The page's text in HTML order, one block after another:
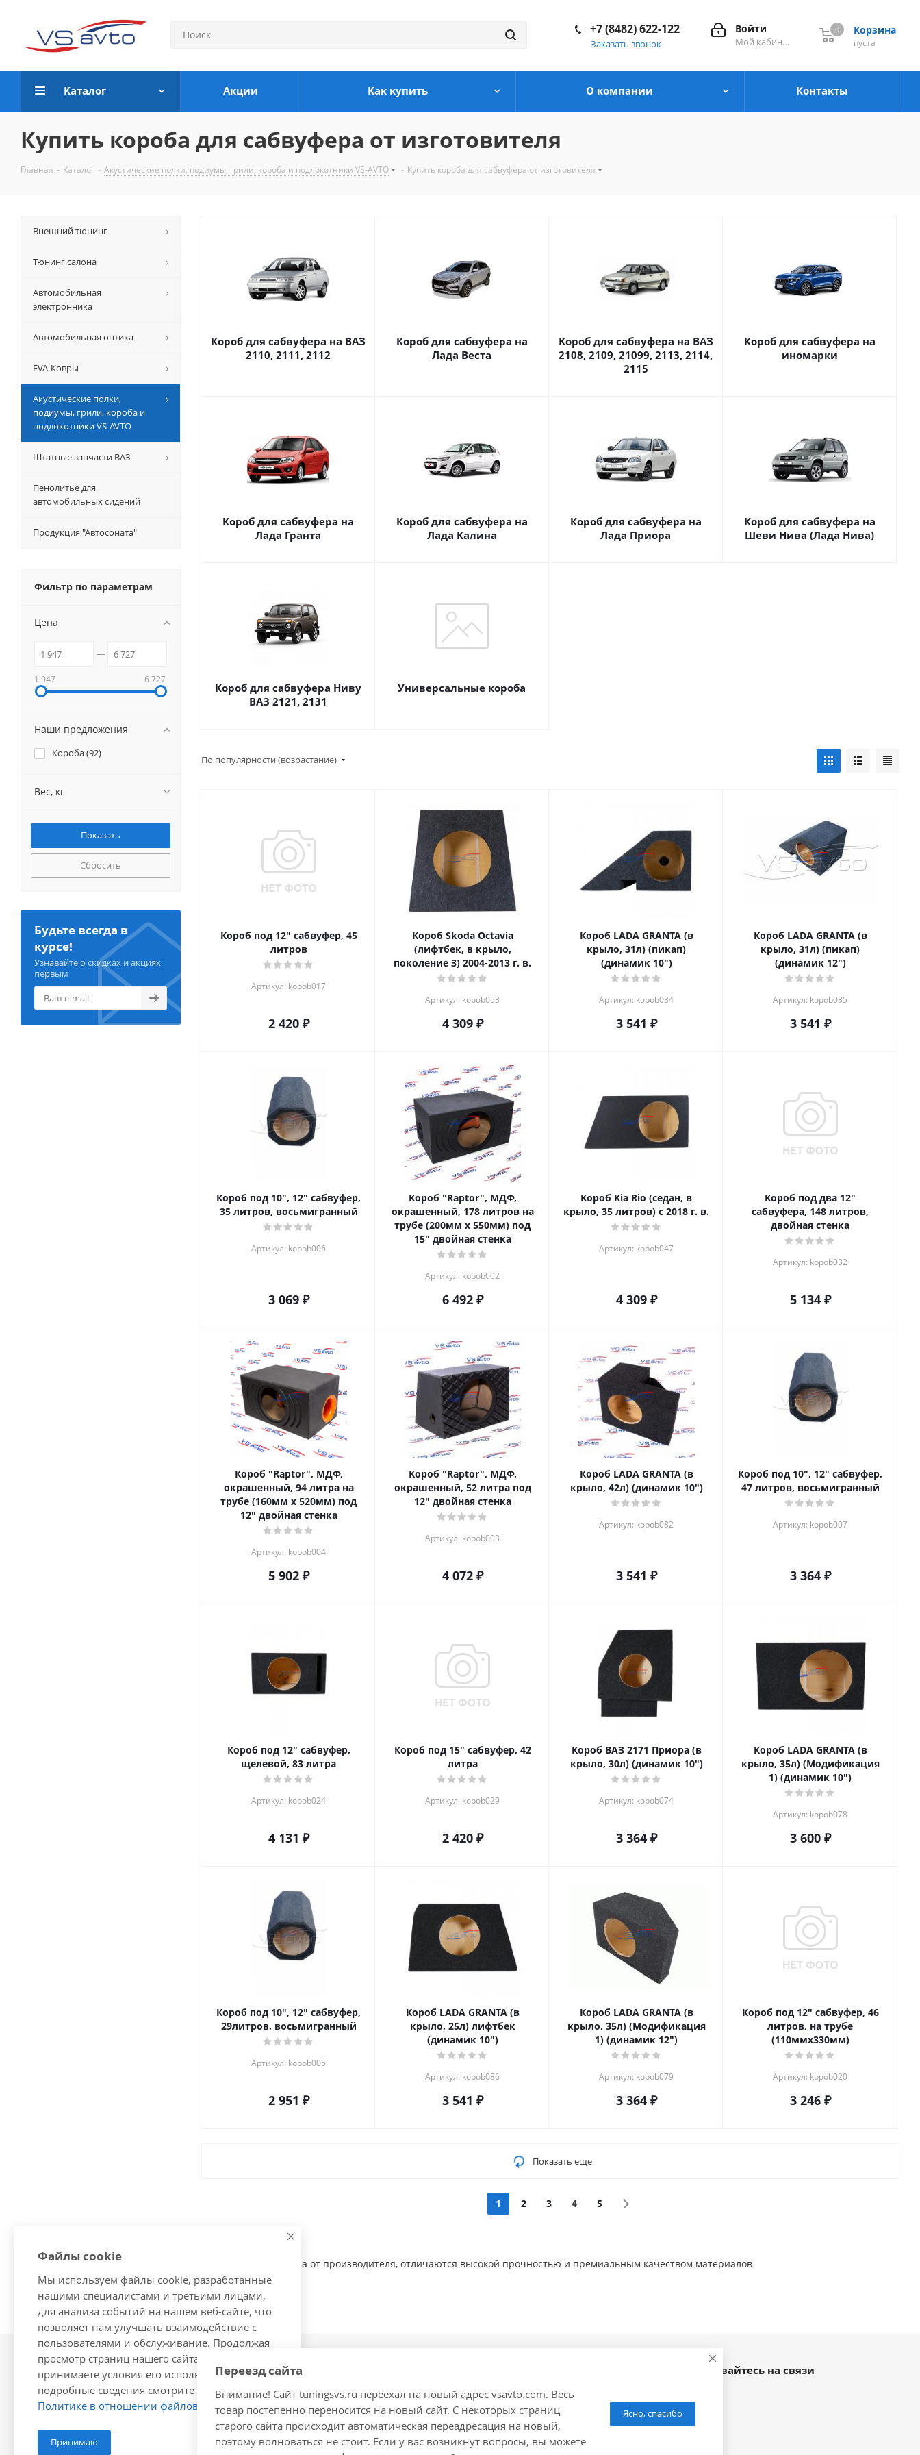
Корзина
0
пуста
0
Войти
Мой кабинет
+7 (8482) 622-122
Заказать звонок
Каталог Акции Как купить О компании Контакты
Купить короба для сабвуфера от изготовителя
Главная - Каталог - Акустические полки, подиумы, грили, короба и подлокотники VS-AVTO - Купить короба для сабвуфера от изготовителя
Короб для сабвуфера на ВАЗ
2110, 2111, 2112
Короб для сабвуфера на
Лада Веста
Короб для сабвуфера на ВАЗ
2108, 2109, 21099, 2113, 2114,
2115
Короб для сабвуфера на
иномарки
Короб для сабвуфера на
Лада Гранта
Короб для сабвуфера на
Лада Калина
Короб для сабвуфера на
Лада Приора
Короб для сабвуфера на
Шеви Нива (Лада Нива)
Короб для сабвуфера Ниву
ВАЗ 2121, 2131
Универсальные короба
По популярности (возрастание)
Короб под 12" сабвуфер, 45
литров
Артикул: kopob017
2 420₽
Короб Skoda Octavia
(лифтбек, в крыло,
поколение 3) 2004-2013 г. в.
Артикул: kopob053
4 309₽
Короб LADA GRANTA (в
крыло, 31л) (пикап)
(динамик 10")
Артикул: kopob084
3 541 ₽
Короб LADA GRANTA (в
крыло, 31л) (пикап)
(динамик 12")
Артикул: kopob085
3 541 ₽
Короб под 10", 12" сабвуфер,
35 литров, восьмигранный
Артикул: kopob006
3 069₽
Короб "Raptor", МДФ,
окрашенный, 178 литров на
трубе (200мм х 550мм) под
15" двойная стенка
Артикул: kopob002
6 492₽
Короб Kia Rio (седан, в
крыло, 35 литров) с 2018 г. в.
Артикул: kopob047
4 309₽
Короб под два 12"
сабвуфера, 148 литров,
двойная стенка
Артикул: kopob032
5 134₽
Короб "Raptor", МДФ,
окрашенный, 94 литра на
трубе (160мм х 520мм) под
12" двойная стенка
Артикул: kopob004
5 902₽
Короб "Raptor", МДФ,
окрашенный, 52 литра под
12" двойная стенка
Артикул: kopob003
4 072₽
Короб LADA GRANTA (в
крыло, 42л) (динамик 10")
Артикул: kopob082
3 541 ₽
Короб под 10", 12" сабвуфер,
47 литров, восьмигранный
Артикул: kopob007
3 364₽
Короб под 12" сабвуфер,
щелевой, 83 литра
Артикул: kopob024
4 131 ₽
Короб под 15" сабвуфер, 42
литра
Артикул: kopob029
2 420₽
Короб ВАЗ 2171 Приора (в
крыло, 30л) (динамик 10")
Артикул: kopob074
3 364₽
Короб LADA GRANTA (в
крыло, 35л) (Модификация
1) (динамик 10")
Артикул: kopob078
3 600₽
Короб под 10", 12" сабвуфер,
29литров, восьмигранный
Артикул: kopob005
2 951 ₽
Короб LADA GRANTA (в
крыло, 25л) лифтбек
(динамик 10")
Артикул: kopob086
3 541 ₽
Короб LADA GRANTA (в
крыло, 35л) (Модификация
1) (динамик 12")
Артикул: kopob079
3 364₽
Короб под 12" сабвуфер, 46
литров, на трубе
(110ммх330мм)
Артикул: kopob020
3 246₽
Показать еще
1 2 3 4 5
Короба для сабвуфера от производителя, отличаются высокой прочностью и премиальным качеством материалов
Внешний тюнинг
Тюнинг салона
Автомобильная
электронника
Автомобильная оптика
EVA-Ковры
Акустические полки,
подиумы, грили, короба и
подлокотники VS-AVTO
Штатные запчасти ВАЗ
Пенолитье для
автомобильных сидений
Продукция "Автосоната"
Фильтр по параметрам
Цена
1 947 6 727
Наши предложения
Короба (92)
Вес, кг
Сбросить
Будьте всегда в
курсе!
Узнавайте о скидках и акциях
первым
2026 © Интернет-магазин
автозапчастей - www.vsavto.com.
Наши контакты
+7 (8482) 622-122
avtovs@yandex.ru
г. Тольятти, ул. Офицерская 14,
ГСК "Пламя", 4 этаж, офис 476
Оставайтесь на связи
Файлы cookie
Мы используем файлы cookie, разработанные
нашими специалистами и третьими лицами,
для анализа событий на нашем веб-сайте, что
позволяет нам улучшать взаимодействие с
пользователями и обслуживание. Продолжая
просмотр страниц нашего сайта, вы
принимаете условия его использования. Более
подробные сведения смотрите в нашей
Политике в отношении файлов Cookie.
Принимаю
Переезд сайта
Внимание! Сайт tuningsvs.ru переехал на новый адрес vsavto.com. Весь
товар постепенно переносится на новый сайт. С некоторых страниц
старого сайта происходит автоматическая переадресация на новый,
поэтому волноваться не стоит. Если у вас возникнут вопросы, вы можете
Ясно, спасибо